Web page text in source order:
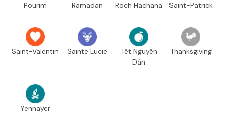
Pourim Ramadan Roch Hachana Saint-Patrick
Saint-Valentin Sainte Lucie
Têt Nguyên
Dán
Thanksgiving
Yennayer